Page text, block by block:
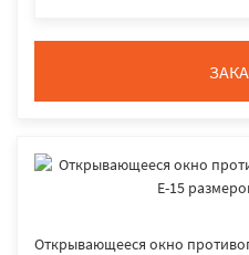
Открывающееся окно